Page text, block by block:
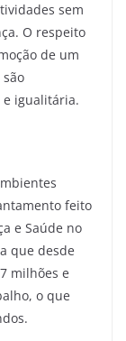
sem
O respeito
de um
igualitária.
feito
e Saúde no
que desde
milhões e
o que